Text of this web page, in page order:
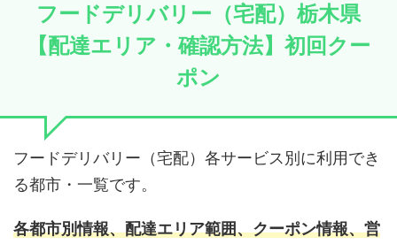
フードデリバリー（宅配）栃木県
【配達エリア・確認方法】初回クー
ポン
フードデリバリー（宅配）各サービス別に利用でき
る都市・一覧です。
各都市別情報、配達エリア範囲、クーポン情報、営